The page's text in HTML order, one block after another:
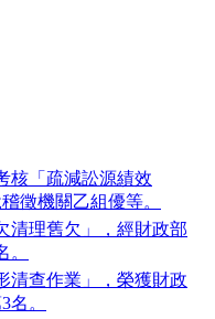
核「疏減訟源績效
徵機關乙組優等。
清理舊欠」，經財政部
清查作業」，榮獲財政
。